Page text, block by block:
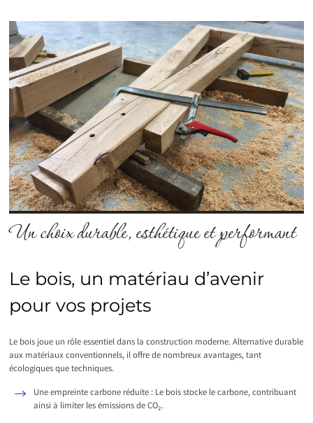
Un choix durable, esthétique et performant
Le bois, un matériau d’avenir
pour vos projets
Le bois joue un rôle essentiel dans la construction moderne. Alternative durable
aux matériaux conventionnels, il offre de nombreux avantages, tant
écologiques que techniques.
Une empreinte carbone réduite : Le bois stocke le carbone, contribuant
ainsi à limiter les émissions de CO₂.